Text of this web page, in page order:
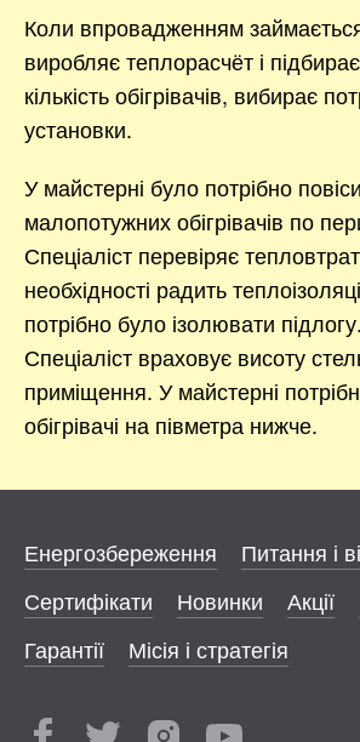
Коли впровадженням
виробляє теплорасчёт і підбирає
кількість обігрівачів, вибирає
установки.
У майстерні було потрібно
малопотужних обігрівачів по
Спеціаліст перевіряє
необхідності радить
потрібно було ізолювати підлогу.
Спеціаліст враховує висоту
приміщення. У майстерні
обігрівачі на півметра нижче.
Енергозбереження
Питання і
Сертифікати
Новинки Акції
Гарантії
Місія і стратегія